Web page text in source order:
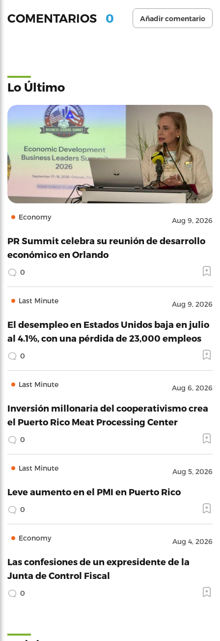
COMENTARIOS 0 Añadir comentario
Lo Último
Economy Aug 9, 2026
PR Summit celebra su reunión de desarrollo
económico en Orlando
0
Last Minute Aug 9, 2026
El desempleo en Estados Unidos baja en julio
al 4.1%, con una pérdida de 23,000 empleos
0
Last Minute Aug 6, 2026
Inversión millonaria del cooperativismo crea
el Puerto Rico Meat Processing Center
0
Last Minute Aug 5, 2026
Leve aumento en el PMI en Puerto Rico
0
Economy Aug 4, 2026
Las confesiones de un expresidente de la
Junta de Control Fiscal
0